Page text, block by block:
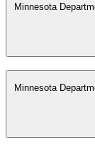
Minnesota
Minnesota